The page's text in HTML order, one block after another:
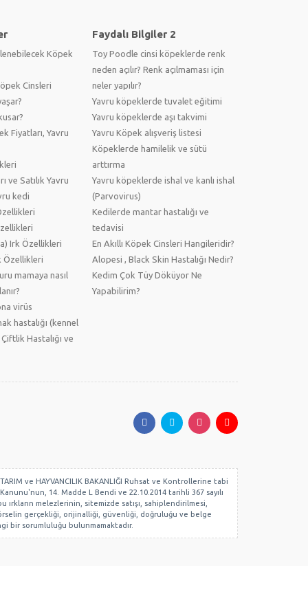
Köpek
Cinsleri
Fiyatları, Yavru
ve Satılık Yavru
kedi
Irk Özellikleri
Özellikleri
mamaya nasıl
virüs
hastalığı (kennel
Hastalığı ve
Faydalı Bilgiler 2
Toy Poodle cinsi köpeklerde renk
neden açılır? Renk açılmaması için
neler yapılır?
Yavru köpeklerde tuvalet eğitimi
Yavru köpeklerde aşı takvimi
Yavru Köpek alışveriş listesi
Köpeklerde hamilelik ve sütü
arttırma
Yavru köpeklerde ishal ve kanlı ishal
(Parvovirus)
Kedilerde mantar hastalığı ve
tedavisi
En Akıllı Köpek Cinsleri Hangileridir?
Alopesi , Black Skin Hastalığı Nedir?
Kedim Çok Tüy Döküyor Ne
Yapabilirim?
ve HAYVANCILIK BAKANLIĞI Ruhsat ve Kontrollerine tabi
14. Madde L Bendi ve 22.10.2014 tarihli 367 sayılı
melezlerinin, sitemizde satışı, sahiplendirilmesi,
gerçekliği, orijinalliği, güvenliği, doğruluğu ve belge
bir sorumluluğu bulunmamaktadır.